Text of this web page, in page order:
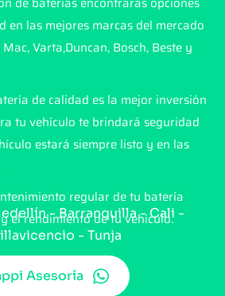
en las mejores marcas del mercado
Varta,Duncan, Bosch, Beste y
de calidad es la mejor inversión
tu vehículo te brindará seguridad
estará siempre listo y en las
regular de tu batería
el rendimiento de tu vehículo.
Asesoría
- Barranquilla - Cali -
- Tunja